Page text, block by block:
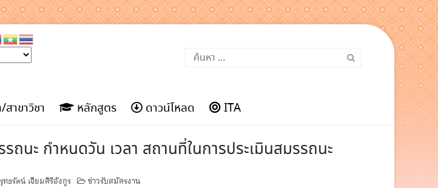
ค้นหา
สำหรับ:
าขาวิชา หลักสูตร ดาวน์โหลด ITA
ถนะ กำหนดวัน เวลา สถานที่ในการประเมินสมรรถนะ
ทธรัตน์ เจียมศิริอังกูร ข่าวรับสมัครงาน